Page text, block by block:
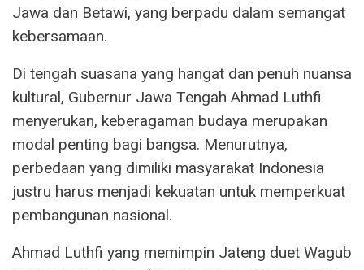
Jawa dan Betawi, yang berpadu dalam semangat
kebersamaan.
Di tengah suasana yang hangat dan penuh nuansa
kultural, Gubernur Jawa Tengah Ahmad Luthfi
menyerukan, keberagaman budaya merupakan
modal penting bagi bangsa. Menurutnya,
perbedaan yang dimiliki masyarakat Indonesia
justru harus menjadi kekuatan untuk memperkuat
pembangunan nasional.
Ahmad Luthfi yang memimpin Jateng duet Wagub